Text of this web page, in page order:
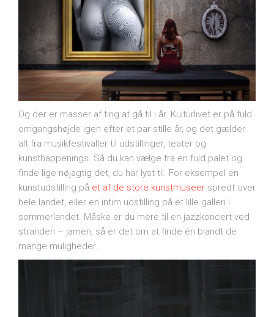
Og der er masser af ting at gå til i år. Kulturlivet er på fuld
omgangshøjde igen efter et par stille år, og det gælder
alt fra musikfestivaller til udstillinger, teater og
kunsthappenings. Så du kan vælge fra en fuld palet og
finde lige nøjagtig det, du har lyst til. For eksempel en
kunstudstilling på et af de store kunstmuseer spredt over
hele landet, eller en intim udstilling på et lille galleri i
sommerlandet. Måske er du mere til en jazzkoncert ved
stranden – jamen, så er det om at finde én blandt de
mange muligheder.